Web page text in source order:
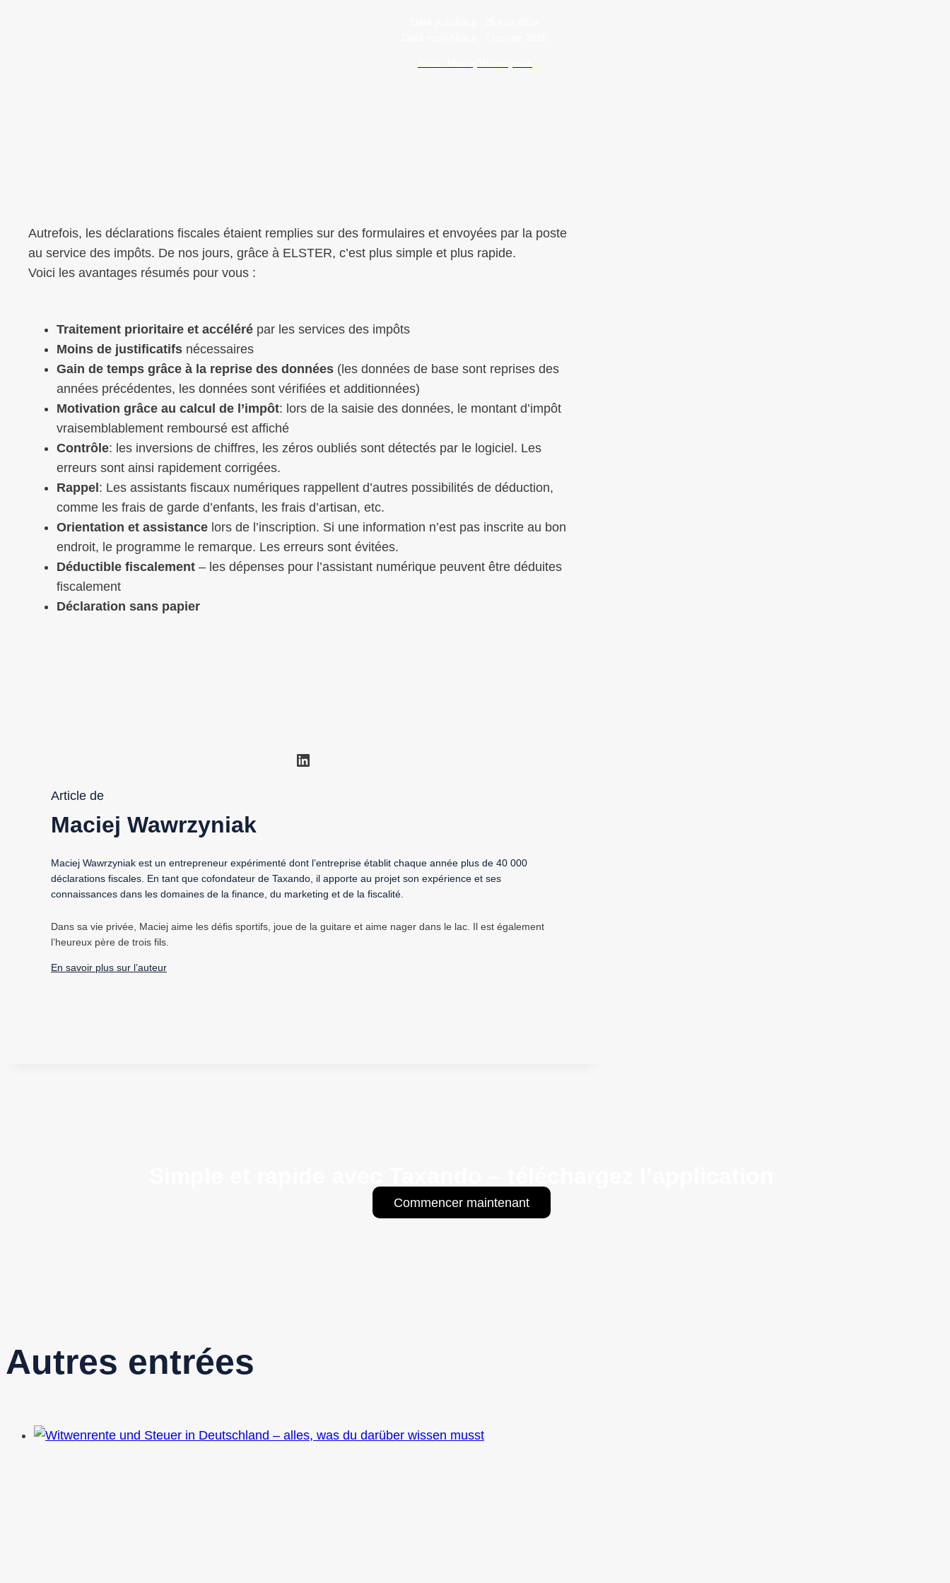
Autrefois, les déclarations fiscales étaient remplies sur des formulaires et envoyées par la poste
au service des impôts. De nos jours, grâce à ELSTER, c’est plus simple et plus rapide.
Voici les avantages résumés pour vous :
Traitement prioritaire et accéléré par les services des impôts
Moins de justificatifs nécessaires
Gain de temps grâce à la reprise des données (les données de base sont reprises des
années précédentes, les données sont vérifiées et additionnées)
Motivation grâce au calcul de l’impôt: lors de la saisie des données, le montant d’impôt
vraisemblablement remboursé est affiché
Contrôle: les inversions de chiffres, les zéros oubliés sont détectés par le logiciel. Les
erreurs sont ainsi rapidement corrigées.
Rappel: Les assistants fiscaux numériques rappellent d’autres possibilités de déduction,
comme les frais de garde d’enfants, les frais d’artisan, etc.
Orientation et assistance lors de l’inscription. Si une information n’est pas inscrite au bon
endroit, le programme le remarque. Les erreurs sont évitées.
Déductible fiscalement – les dépenses pour l’assistant numérique peuvent être déduites
fiscalement
Déclaration sans papier
LinkedIn
Article de
Maciej Wawrzyniak
Maciej Wawrzyniak est un entrepreneur expérimenté dont l’entreprise établit chaque année plus de 40 000
déclarations fiscales. En tant que cofondateur de Taxando, il apporte au projet son expérience et ses
connaissances dans les domaines de la finance, du marketing et de la fiscalité.
Dans sa vie privée, Maciej aime les défis sportifs, joue de la guitare et aime nager dans le lac. Il est également
l’heureux père de trois fils.
En savoir plus sur l’auteur
Commencer maintenant
Autres entrées